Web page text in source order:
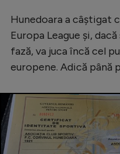
Hunedoara a câștigat
Europa League și,
fază, va juca încă cel
europene. Adică până